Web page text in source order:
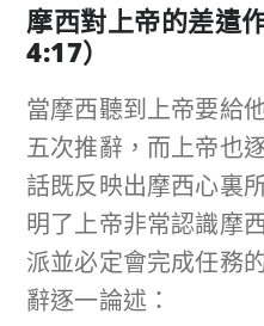
摩西對上帝的差遣
4:17）
當摩西聽到上帝要給
五次推辭，而上帝也
話既反映出摩西心裏
明了上帝非常認識摩
派並必定會完成任務
辭逐一論述：